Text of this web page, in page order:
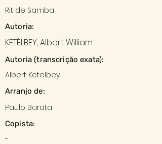
Rit de Samba
Autoria:
KETÈLBEY, Albert William
Autoria (transcrição exata):
Albert Ketelbey
Arranjo de:
Paulo Barata
Copista:
-